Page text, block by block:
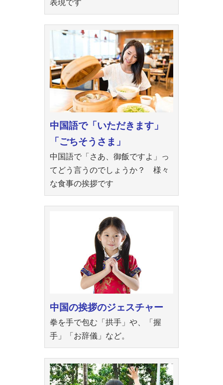
表現です
中国語で「いただきます」
「ごちそうさま」
中国語で「さあ、御飯ですよ」っ
てどう言うのでしょうか？ 様々
な食事の挨拶です
中国の挨拶のジェスチャー
拳を手で包む「拱手」や、「握
手」「お辞儀」など。